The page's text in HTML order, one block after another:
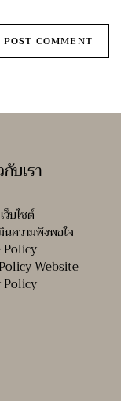
บเรา
ว็บไซต์
นความพึงพอใจ
Policy
Website
Policy